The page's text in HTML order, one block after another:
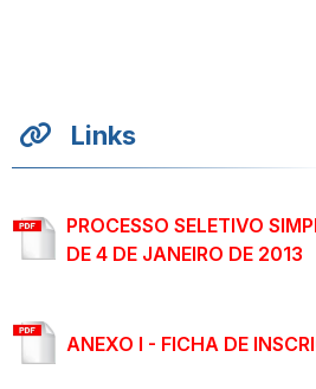
Links
PROCESSO SELETIVO
DE 4 DE JANEIRO DE 2013
ANEXO I - FICHA DE